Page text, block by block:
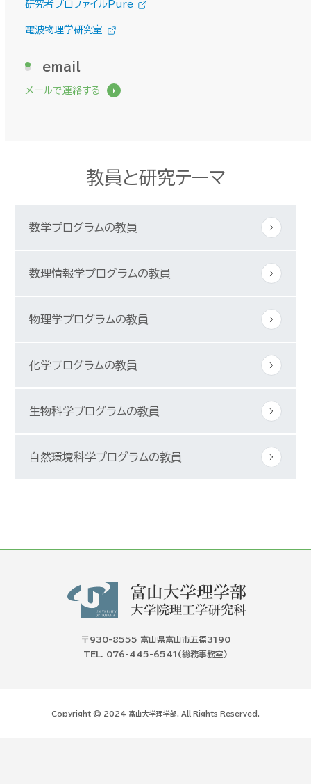
研究者プロファイルPure
電波物理学研究室
email
メールで連絡する
教員と研究テーマ
数学プログラムの教員
数理情報学プログラムの教員
物理学プログラムの教員
化学プログラムの教員
生物科学プログラムの教員
自然環境科学プログラムの教員
〒930-8555 富山県富山市五福3190
TEL. 076-445-6541(総務事務室)
Copyright © 2024 富山大学理学部. All Rights Reserved.